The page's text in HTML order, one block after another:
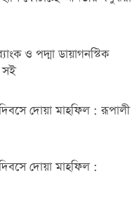
ও পদ্মা ডায়াগনস্টিক
সই
দোয়া মাহফিল : রূপালী
দোয়া মাহফিল :